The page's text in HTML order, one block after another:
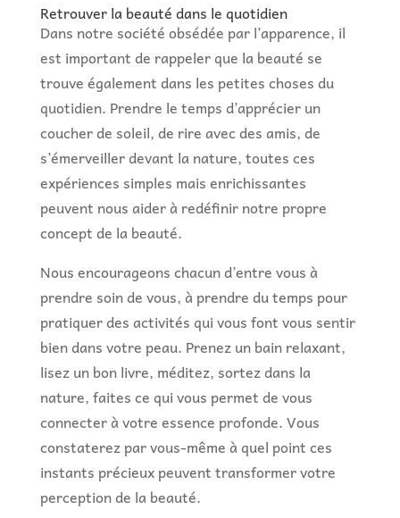
Retrouver la beauté dans le quotidien
Dans notre société obsédée par l’apparence, il
est important de rappeler que la beauté se
trouve également dans les petites choses du
quotidien. Prendre le temps d’apprécier un
coucher de soleil, de rire avec des amis, de
s’émerveiller devant la nature, toutes ces
expériences simples mais enrichissantes
peuvent nous aider à redéfinir notre propre
concept de la beauté.
Nous encourageons chacun d’entre vous à
prendre soin de vous, à prendre du temps pour
pratiquer des activités qui vous font vous sentir
bien dans votre peau. Prenez un bain relaxant,
lisez un bon livre, méditez, sortez dans la
nature, faites ce qui vous permet de vous
connecter à votre essence profonde. Vous
constaterez par vous-même à quel point ces
instants précieux peuvent transformer votre
perception de la beauté.